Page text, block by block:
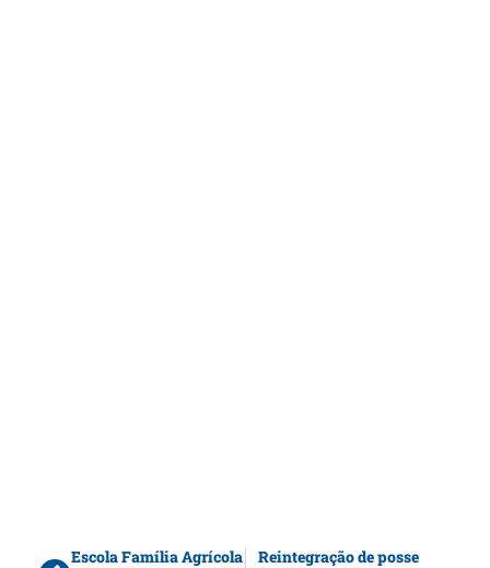
Escola Família Agrícola
Reintegração de posse